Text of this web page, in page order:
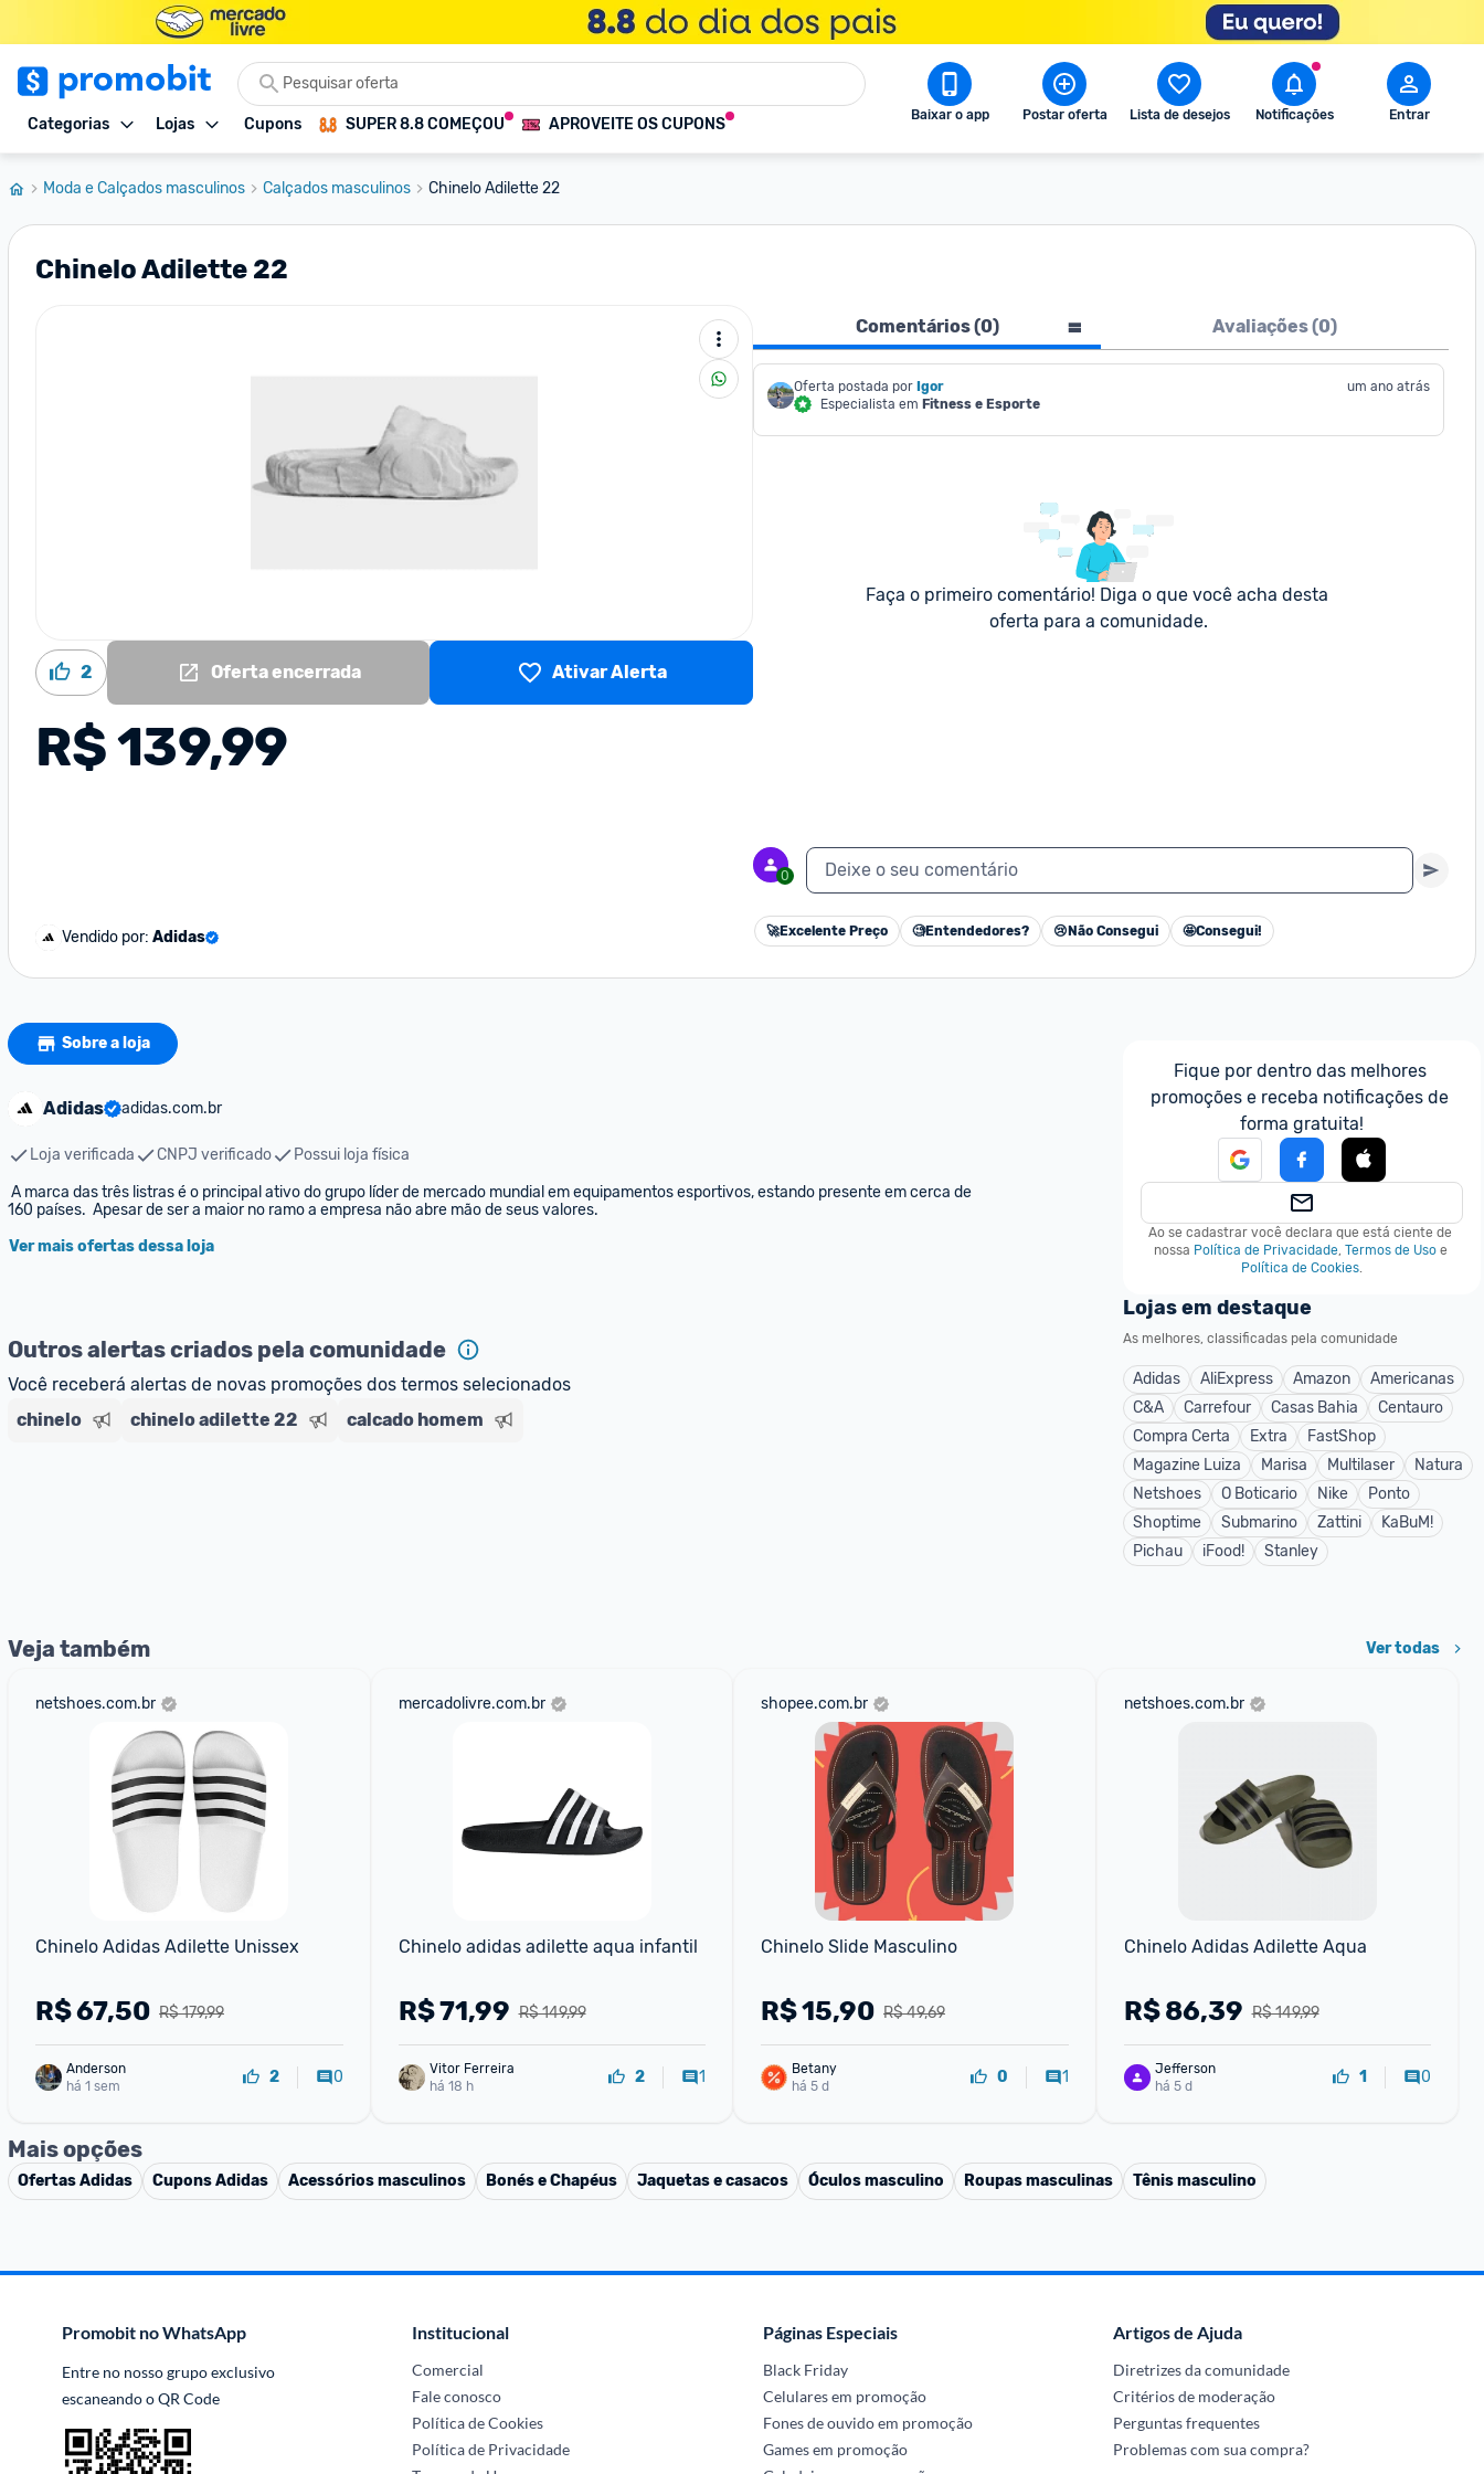
Categorias Lojas Cupons SUPER 8.8 COMEÇOU APROVEITE OS CUPONS Baixar o app Postar oferta Lista de desejos Notificações Entrar
Moda e Calçados masculinos Calçados masculinos Chinelo Adilette 22
Chinelo Adilette 22
2 Oferta encerrada Ativar Alerta
R$ 139,99
Vendido por: Adidas
Comentários (0) Avaliações (0)
Oferta postada por Igor
Especialista em Fitness e Esporte
um ano atrás
Faça o primeiro comentário! Diga o que você acha desta
oferta para a comunidade.
0 Deixe o seu comentário
🚀Excelente Preço 🧐Entendedores? 😢 Não Consegui 🤩Consegui!
Sobre a loja
Adidas adidas.com.br
Loja verificada CNPJ verificado
Possui loja física
160 países.  Apesar de ser a maior no ramo a empresa não abre mão de seus valores.
Ver mais ofertas dessa loja
Outros alertas criados pela comunidade
Você receberá alertas de novas promoções dos termos selecionados
chinelo
chinelo adilette 22 calcado homem
Fique por dentro das melhores
promoções e receba notificações de
forma gratuita!
Ao se cadastrar você declara que está ciente de
nossa Política de Privacidade, Termos de Uso e
Política de Cookies.
Lojas em destaque
As melhores, classificadas pela comunidade
Adidas AliExpress Amazon
Americanas
C&A
Carrefour Casas Bahia
Centauro
Compra Certa
Extra
FastShop
Magazine Luiza
Marisa Multilaser
Natura
Netshoes
O Boticario Nike
Ponto
Shoptime
Submarino Zattini
KaBuM!
Pichau
iFood! Stanley
Veja também Ver todas
netshoes.com.br
Chinelo Adidas Adilette Unissex
R$ 179,99
R$67,50
Anderson
há 1 sem
2 0
mercadolivre.com.br
Chinelo adidas adilette aqua infantil
R$ 149,99
R$71,99
Vitor Ferreira
há 18 h
2 1
shopee.com.br
Chinelo Slide Masculino
R$ 49,69
R$15,90
Betany
há 5 d
0 1
netshoes.com.br
Chinelo Adidas Adilette Aqua
R$ 149,99
R$86,39
Jefferson
há 5 d
1 0
Mais opções
OfertasAdidas CuponsAdidas Acessórios masculinos Bonés e Chapéus Jaquetas e casacos Óculos masculino Roupas masculinas Tênis masculino
Promobit no WhatsApp
Entre no nosso grupo exclusivo
escaneando o QR Code
Institucional
Comercial
Fale conosco
Política de Cookies
Política de Privacidade
Páginas Especiais
Black Friday
Celulares em promoção
Fones de ouvido em promoção
Games em promoção
Artigos de Ajuda
Diretrizes da comunidade
Critérios de moderação
Perguntas frequentes
Problemas com sua compra?